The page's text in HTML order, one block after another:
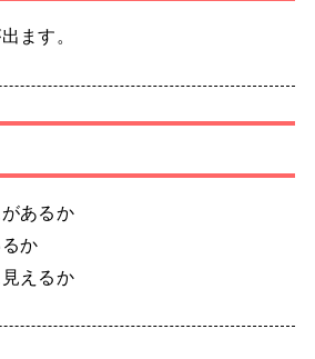
ます。
あるか
か
えるか